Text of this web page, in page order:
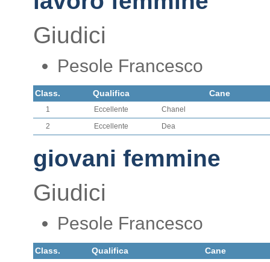
Giudici
Pesole Francesco
Class. Qualifica Cane
1 Eccellente
Chanel
2
Eccellente Dea
giovani femmine
Giudici
Pesole Francesco
Class. Qualifica Cane